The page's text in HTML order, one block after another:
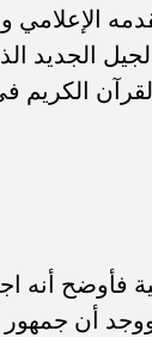
الإعلامي
الجديد
الكريم
فأوضح أنه
أن جمهور